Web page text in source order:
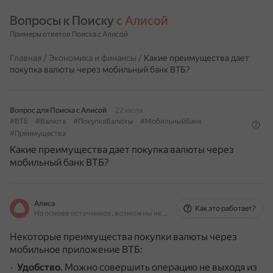
Вопросы к Поиску с Алисой
Примеры ответов Поиска с Алисой
Главная / Экономика и финансы / Какие преимущества дает
покупка валюты через мобильный банк ВТБ?
Вопрос для Поиска с Алисой
22 июля
#ВТБ
#Валюта #ПокупкаВалюты
#МобильныйБанк
#Преимущества
Какие преимущества дает покупка валюты через
мобильный банк ВТБ?
Алиса
На основе источников, возможны неточности
Как это работает?
Некоторые преимущества покупки валюты через
мобильное приложение ВТБ:
Удобство. Можно совершить операцию не выходя из